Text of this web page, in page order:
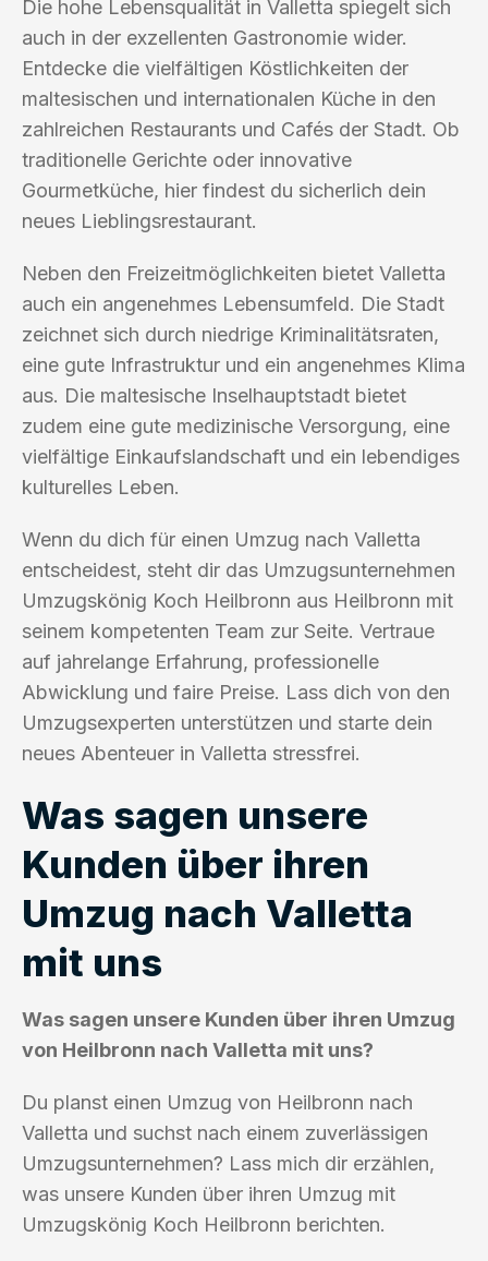
Die hohe Lebensqualität in Valletta spiegelt sich
auch in der exzellenten Gastronomie wider.
Entdecke die vielfältigen Köstlichkeiten der
maltesischen und internationalen Küche in den
zahlreichen Restaurants und Cafés der Stadt. Ob
traditionelle Gerichte oder innovative
Gourmetküche, hier findest du sicherlich dein
neues Lieblingsrestaurant.
Neben den Freizeitmöglichkeiten bietet Valletta
auch ein angenehmes Lebensumfeld. Die Stadt
zeichnet sich durch niedrige Kriminalitätsraten,
eine gute Infrastruktur und ein angenehmes Klima
aus. Die maltesische Inselhauptstadt bietet
zudem eine gute medizinische Versorgung, eine
vielfältige Einkaufslandschaft und ein lebendiges
kulturelles Leben.
Wenn du dich für einen Umzug nach Valletta
entscheidest, steht dir das Umzugsunternehmen
Umzugskönig Koch Heilbronn aus Heilbronn mit
seinem kompetenten Team zur Seite. Vertraue
auf jahrelange Erfahrung, professionelle
Abwicklung und faire Preise. Lass dich von den
Umzugsexperten unterstützen und starte dein
neues Abenteuer in Valletta stressfrei.
Was sagen unsere
Kunden über ihren
Umzug nach Valletta
mit uns
Was sagen unsere Kunden über ihren Umzug
von Heilbronn nach Valletta mit uns?
Du planst einen Umzug von Heilbronn nach
Valletta und suchst nach einem zuverlässigen
Umzugsunternehmen? Lass mich dir erzählen,
was unsere Kunden über ihren Umzug mit
Umzugskönig Koch Heilbronn berichten.